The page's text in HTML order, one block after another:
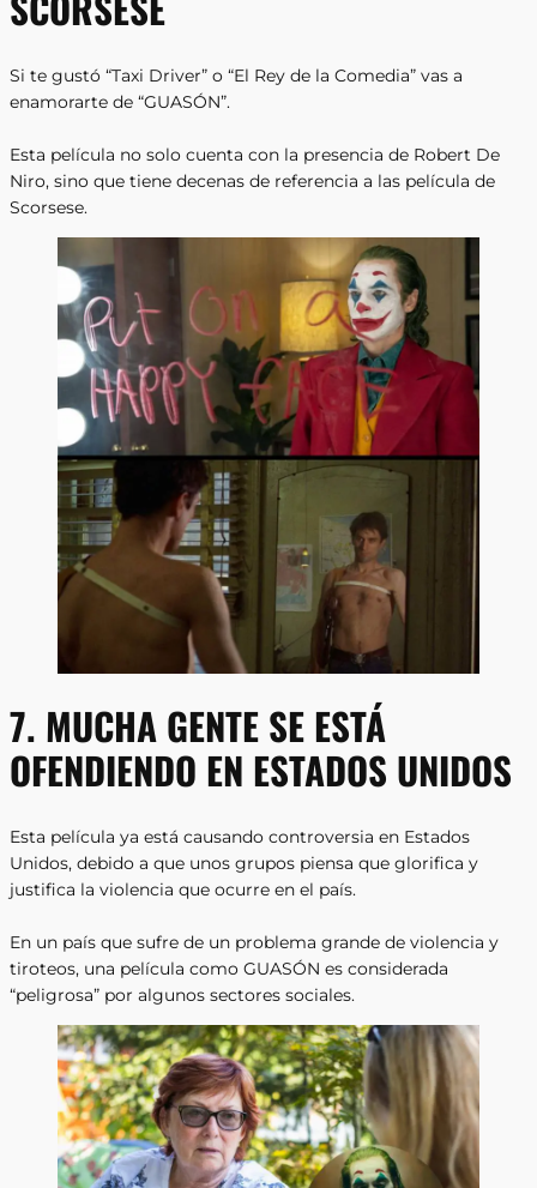
Si te gustó “Taxi Driver” o “El Rey de la Comedia” vas a
enamorarte de “GUASÓN”.
Esta película no solo cuenta con la presencia de Robert De
Niro, sino que tiene decenas de referencia a las película de
Scorsese.
7. MUCHA GENTE SE ESTÁ
OFENDIENDO EN ESTADOS UNIDOS
Esta película ya está causando controversia en Estados
Unidos, debido a que unos grupos piensa que glorifica y
justifica la violencia que ocurre en el país.
En un país que sufre de un problema grande de violencia y
tiroteos, una película como GUASÓN es considerada
“peligrosa” por algunos sectores sociales.